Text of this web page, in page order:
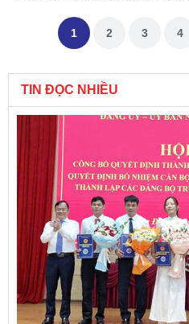
1 2 3 4
TIN ĐỌC NHIỀU